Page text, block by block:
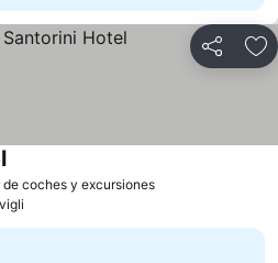
Compartir
coches y excursiones